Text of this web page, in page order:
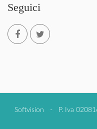
Seguici
Softvision - P. Iva